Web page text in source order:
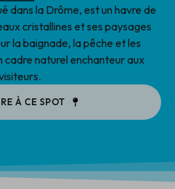
dans la Drôme, est un havre de
cristallines et ses paysages
la baignade, la pêche et les
cadre naturel enchanteur aux
À CE SPOT